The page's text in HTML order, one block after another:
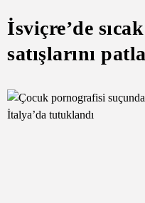
İsviçre’de
satışlarını